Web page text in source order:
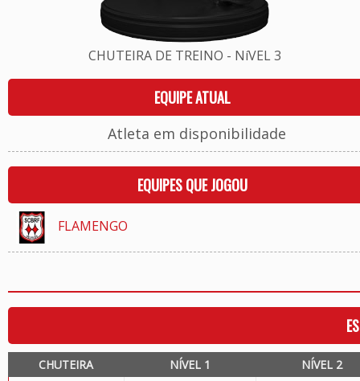
CHUTEIRA DE TREINO - NíVEL 3
EQUIPE ATUAL
Atleta em disponibilidade
EQUIPES QUE JOGOU
FLAMENGO
CHUTEIRA NÍVEL 1 NÍVEL 2